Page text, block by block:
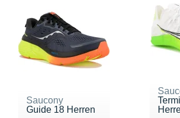
Saucony
Guide 18 Herren